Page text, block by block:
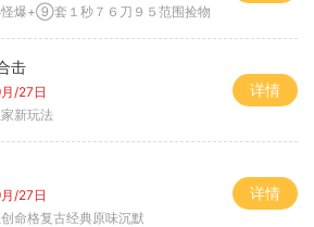
爆+⑨套１秒７６刀９５范围捡物
击
/27日
新玩法
详情
/27日
命格复古经典原味沉默
详情